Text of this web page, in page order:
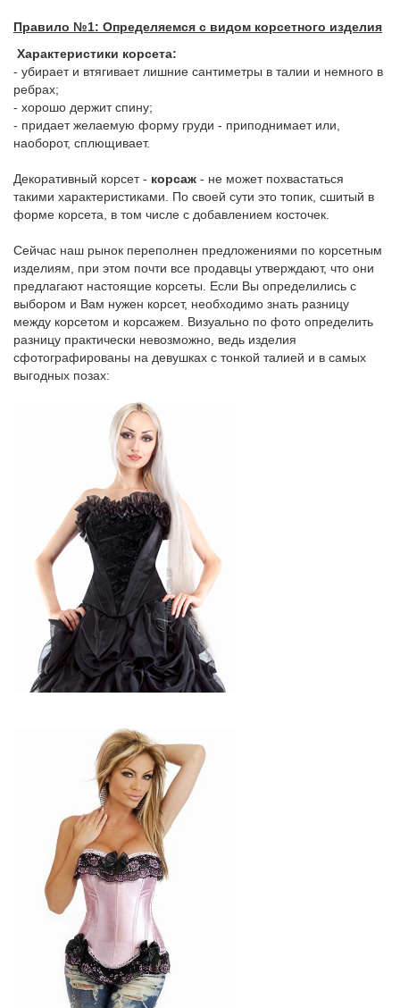
Правило №1: Определяемся с видом корсетного изделия
Характеристики корсета:
- убирает и втягивает лишние сантиметры в талии и немного в
ребрах;
- хорошо держит спину;
- придает желаемую форму груди - приподнимает или,
наоборот, сплющивает.
Декоративный корсет - корсаж - не может похвастаться
такими характеристиками. По своей сути это топик, сшитый в
форме корсета, в том числе с добавлением косточек.
Сейчас наш рынок переполнен предложениями по корсетным
изделиям, при этом почти все продавцы утверждают, что они
предлагают настоящие корсеты. Если Вы определились с
выбором и Вам нужен корсет, необходимо знать разницу
между корсетом и корсажем. Визуально по фото определить
разницу практически невозможно, ведь изделия
сфотографированы на девушках с тонкой талией и в самых
выгодных позах: